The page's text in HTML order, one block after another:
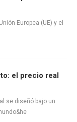
Europea (UE) y el
el precio real
se diseñó bajo un